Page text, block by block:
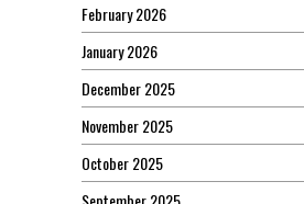
February 2026
January 2026
December 2025
November 2025
October 2025